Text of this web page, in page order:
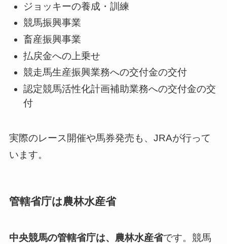
ジョッキーの養成・訓練
競馬振興事業
畜産振興事業
払戻金への上乗せ
競走馬生産振興業務への交付金の交付
認定競馬活性化計画補助業務への交付金の交
付
実際のレース開催や馬券発売も、JRAが行って
います。
管轄省庁は農林水産省
中央競馬の管轄省庁は、農林水産省です。競馬